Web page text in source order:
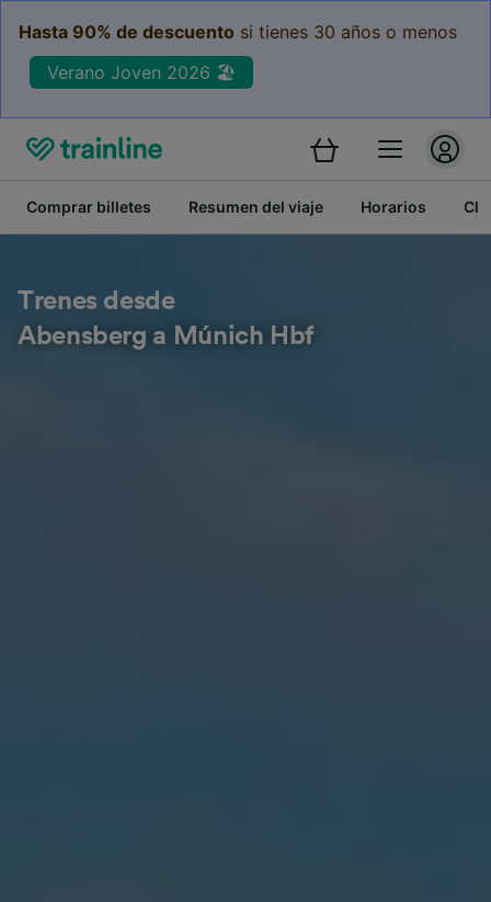
Hasta 90% de descuento si tienes 30 años o menos
Verano Joven 2026 🏖️
Comprar billetes Resumen del viaje Horarios
Trenes desde
Abensberg a Múnich Hbf